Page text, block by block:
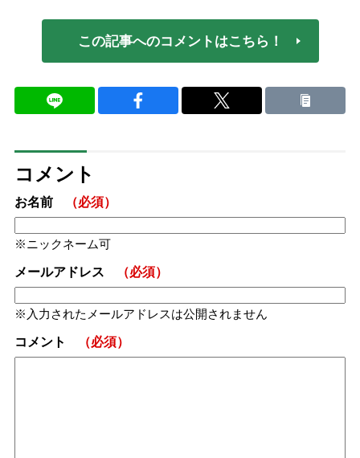
この記事へのコメントはこちら！
コメント
お名前 （必須）
ニックネーム可
メールアドレス （必須）
入力されたメールアドレスは公開されません
コメント （必須）